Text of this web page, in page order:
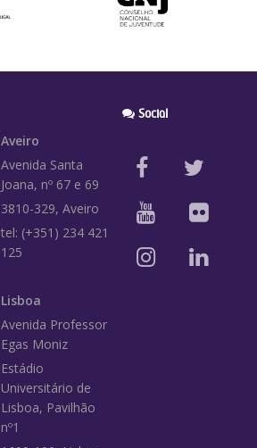
Aveiro
Avenida Santa
Joana, nº 67 e 69
3810-329, Aveiro
tel: (+351) 234 421
125
Lisboa
Avenida Professor
Egas Moniz
Estádio
Universitário de
Lisboa, Pavilhão
nº1
Social